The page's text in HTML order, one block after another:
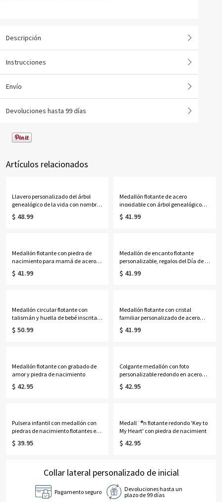
Descripción
Instrucciones
Envío
Devoluciones hasta 99 días
Artículos relacionados
Llavero personalizado del árbol
genealógico de la vida con nombres
de 1 a 13 niños
$ 48.99
Medallón flotante de acero
inoxidable con árbol genealógico
para madres
$ 41.99
Medallón flotante con piedra de
nacimiento para mamá de acero
inoxidable
$ 41.99
Medallón de encanto flotante
personalizable, regalos del Día de la
Madre
$ 41.99
Medallón circular flotante con
talismán y huella de bebé inscrita
para mamá
$ 50.99
Medallón flotante con cristal
familiar personalizado de acero
inoxidable
$ 41.99
Medallón flotante con grabado de
amor y piedra de nacimiento
$ 42.95
Colgante medallón con foto
personalizable redondo en acero
inoxidable
$ 42.95
Pulsera infantil con medallón con
piedras de nacimiento flotantes en
acero inoxidable.
$ 39.95
Medall¨®n flotante redondo 'Key to
My Heart' con piedra de nacimient
$ 42.95
Collar lateral personalizado de inicial
Pagamento seguro
Devoluciones hasta un
plazo de 99 días